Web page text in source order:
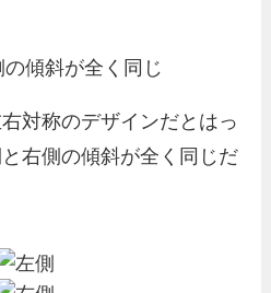
対称のデザインだとはっ
右側の傾斜が全く同じだ